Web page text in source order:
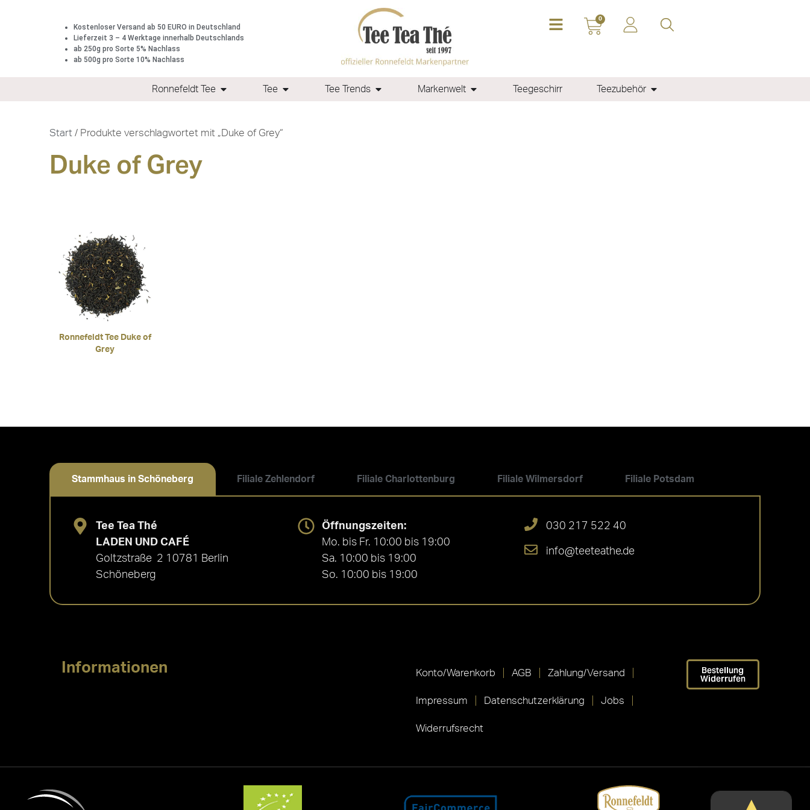
Kostenloser Versand ab 50 EURO in Deutschland
Lieferzeit 3 – 4 Werktage innerhalb Deutschlands
ab 250g pro Sorte 5% Nachlass
ab 500g pro Sorte 10% Nachlass
0
Ronnefeldt Tee Tee Tee Trends Markenwelt Teegeschirr Teezubehör
Start / Produkte verschlagwortet mit „Duke of Grey“
Duke of Grey
Ronnefeldt Tee Duke of
Grey
Stammhaus in Schöneberg Filiale Zehlendorf Filiale Charlottenburg Filiale Wilmersdorf Filiale Potsdam
Tee Tea Thé
LADEN UND CAFÉ
Goltzstraße 2 10781 Berlin
Schöneberg
Öffnungszeiten:
Mo. bis Fr. 10:00 bis 19:00
Sa. 10:00 bis 19:00
So. 10:00 bis 19:00
030 217 522 40
info@teeteathe.de
Informationen Konto/Warenkorb AGB Zahlung/Versand
Impressum Datenschutzerklärung Jobs
Widerrufsrecht
Bestellung
Widerrufen